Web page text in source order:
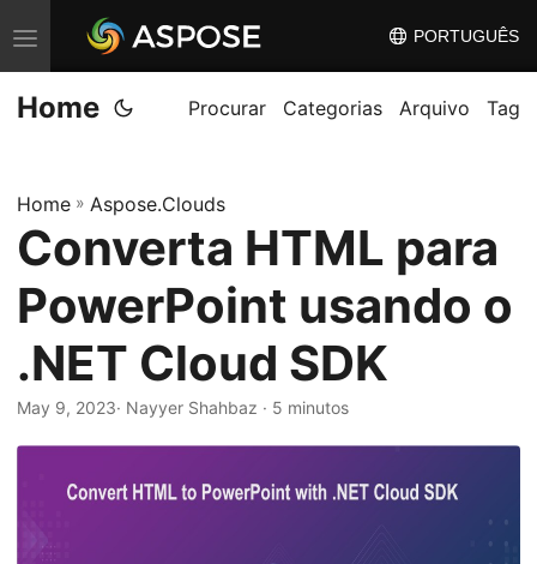
A
l
t
n
a
n
a
v
e
g
PORTUGUÊS
Home Procurar Categorias Arquivo Tag
Home » Aspose.Clouds
Converta HTML para
PowerPoint usando o
.NET Cloud SDK
May 9, 2023· Nayyer Shahbaz · 5 minutos